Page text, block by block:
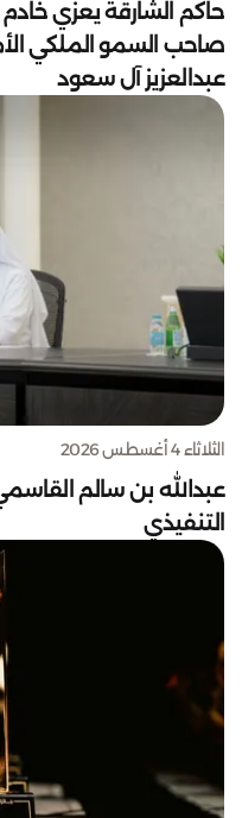
حاكم الشارقة يعزي خادم
صاحب السمو الملكي
عبدالعزيز آل سعود
الثلاثاء 4 أغسطس 2026
عبدالله بن سالم
التنفيذي